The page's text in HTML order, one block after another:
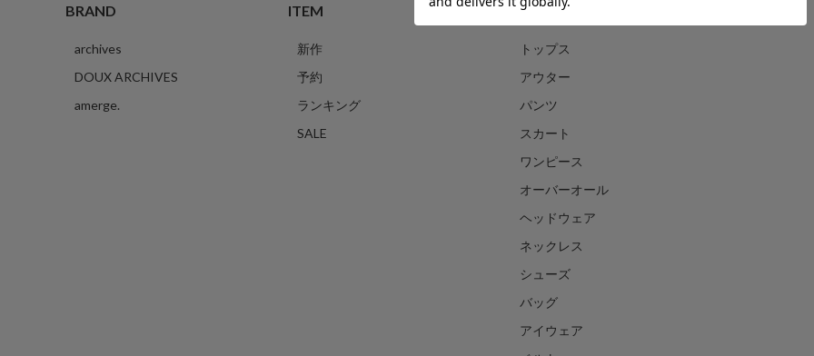
BRAND
archives
DOUX ARCHIVES
amerge.
ITEM
新作
予約
ランキング
SALE
CATEGORY
トップス
アウター
パンツ
スカート
ワンピース
オーバーオール
ヘッドウェア
ネックレス
シューズ
バッグ
アイウェア